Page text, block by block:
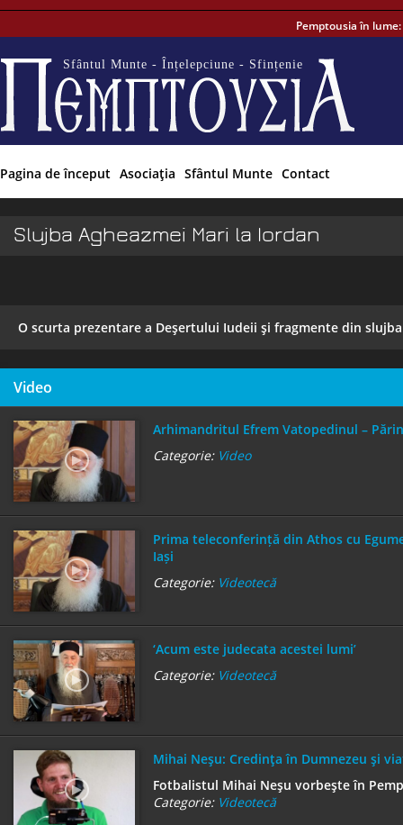
Pemptousia în lume:
Sfântul Munte - Înțelepciune - Sfințenie
Pagina de început Asociaţia Sfântul Munte Contact
Slujba Agheazmei Mari la Iordan
O scurta prezentare a Deşertului Iudeii şi fragmente din
Video
Arhimandritul Efrem Vatopedinul –
Categorie: Video
Prima teleconferință din Athos cu
Iași
Categorie: Videotecă
‘Acum este judecata acestei lumi’
Categorie: Videotecă
Mihai Neşu: Credinţa în Dumnezeu şi
Fotbalistul Mihai Neşu vorbeşte în
Categorie: Videotecă